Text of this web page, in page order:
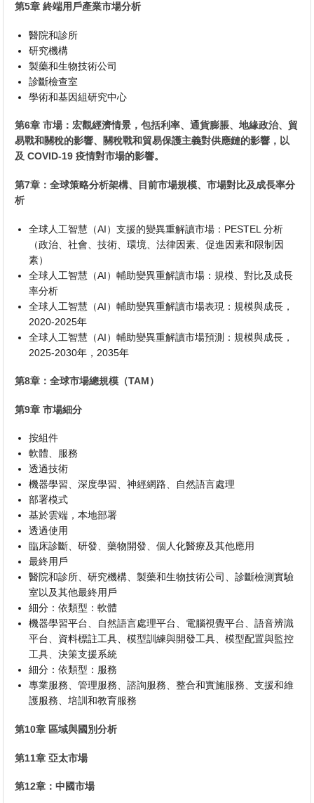
第5章 終端用戶產業市場分析
醫院和診所
研究機構
製藥和生物技術公司
診斷檢查室
學術和基因組研究中心
第6章 市場：宏觀經濟情景，包括利率、通貨膨脹、地緣政治、貿
易戰和關稅的影響、關稅戰和貿易保護主義對供應鏈的影響，以
及 COVID-19 疫情對市場的影響。
第7章：全球策略分析架構、目前市場規模、市場對比及成長率分
析
全球人工智慧（AI）支援的變異重解讀市場：PESTEL 分析
（政治、社會、技術、環境、法律因素、促進因素和限制因
素）
全球人工智慧（AI）輔助變異重解讀市場：規模、對比及成長
率分析
全球人工智慧（AI）輔助變異重解讀市場表現：規模與成長，
2020-2025年
全球人工智慧（AI）輔助變異重解讀市場預測：規模與成長，
2025-2030年，2035年
第8章：全球市場總規模（TAM）
第9章 市場細分
按組件
軟體、服務
透過技術
機器學習、深度學習、神經網路、自然語言處理
部署模式
基於雲端，本地部署
透過使用
臨床診斷、研發、藥物開發、個人化醫療及其他應用
最終用戶
醫院和診所、研究機構、製藥和生物技術公司、診斷檢測實驗
室以及其他最終用戶
細分：依類型：軟體
機器學習平台、自然語言處理平台、電腦視覺平台、語音辨識
平台、資料標註工具、模型訓練與開發工具、模型配置與監控
工具、決策支援系統
細分：依類型：服務
專業服務、管理服務、諮詢服務、整合和實施服務、支援和維
護服務、培訓和教育服務
第10章 區域與國別分析
第11章 亞太市場
第12章：中國市場